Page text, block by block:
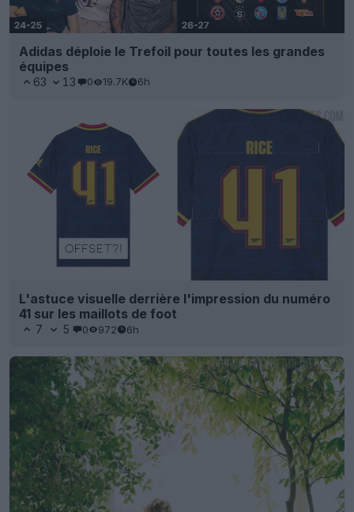
Adidas déploie le Trefoil pour toutes les grandes
équipes
63 13 0 19.7K 6h
L'astuce visuelle derrière l'impression du numéro
41 sur les maillots de foot
7 5 0 972 6h